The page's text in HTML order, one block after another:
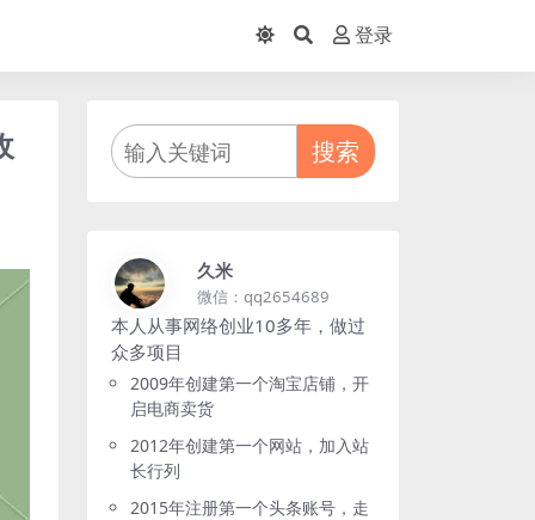
登录
搜索
久米
微信：qq2654689
本人从事网络创业10多年，做过
众多项目
2009年创建第一个淘宝店铺，开
启电商卖货
2012年创建第一个网站，加入站
长行列
2015年注册第一个头条账号，走